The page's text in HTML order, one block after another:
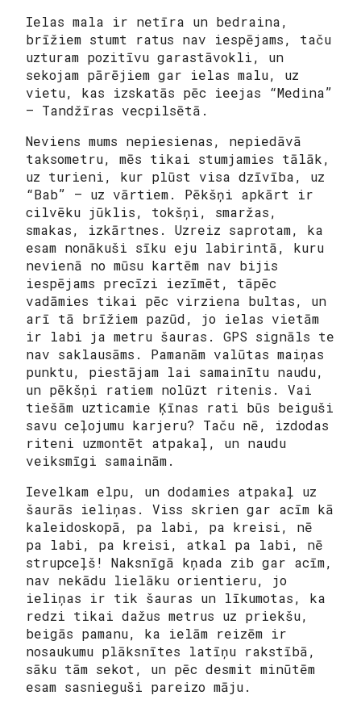
Ielas mala ir netīra un bedraina,
brīžiem stumt ratus nav iespējams, taču
uzturam pozitīvu garastāvokli, un
sekojam pārējiem gar ielas malu, uz
vietu, kas izskatās pēc ieejas “Medina”
— Tandžīras vecpilsētā.
Neviens mums nepiesienas, nepiedāvā
taksometru, mēs tikai stumjamies tālāk,
uz turieni, kur plūst visa dzīvība, uz
“Bab” — uz vārtiem. Pēkšņi apkārt ir
cilvēku jūklis, tokšņi, smaržas,
smakas, izkārtnes. Uzreiz saprotam, ka
esam nonākuši sīku eju labirintā, kuru
nevienā no mūsu kartēm nav bijis
iespējams precīzi iezīmēt, tāpēc
vadāmies tikai pēc virziena bultas, un
arī tā brīžiem pazūd, jo ielas vietām
ir labi ja metru šauras. GPS signāls te
nav saklausāms. Pamanām valūtas maiņas
punktu, piestājam lai samainītu naudu,
un pēkšņi ratiem nolūzt ritenis. Vai
tiešām uzticamie Ķīnas rati būs beiguši
savu ceļojumu karjeru? Taču nē, izdodas
riteni uzmontēt atpakaļ, un naudu
veiksmīgi samainām.
Ievelkam elpu, un dodamies atpakaļ uz
šaurās ieliņas. Viss skrien gar acīm kā
kaleidoskopā, pa labi, pa kreisi, nē
pa labi, pa kreisi, atkal pa labi, nē
strupceļš! Naksnīgā kņada zib gar acīm,
nav nekādu lielāku orientieru, jo
ieliņas ir tik šauras un līkumotas, ka
redzi tikai dažus metrus uz priekšu,
beigās pamanu, ka ielām reizēm ir
nosaukumu plāksnītes latīņu rakstībā,
sāku tām sekot, un pēc desmit minūtēm
esam sasnieguši pareizo māju.